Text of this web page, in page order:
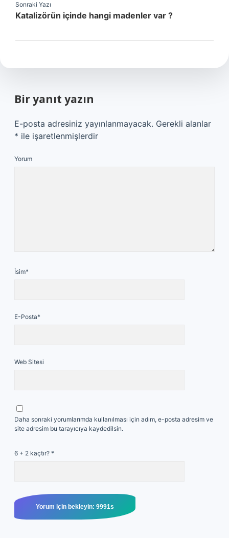
Sonraki Yazı
Katalizörün içinde hangi madenler var ?
Bir yanıt yazın
E-posta adresiniz yayınlanmayacak. Gerekli alanlar
* ile işaretlenmişlerdir
Yorum
İsim*
E-Posta*
Web Sitesi
Daha sonraki yorumlarımda kullanılması için adım, e-posta adresim ve
site adresim bu tarayıcıya kaydedilsin.
6 + 2 kaçtır? *